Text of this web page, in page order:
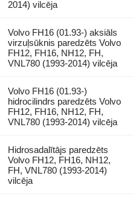
2014) vilcēja
Volvo FH16 (01.93-) aksiāls
virzuļsūknis paredzēts Volvo
FH12, FH16, NH12, FH,
VNL780 (1993-2014) vilcēja
Volvo FH16 (01.93-)
hidrocilindrs paredzēts Volvo
FH12, FH16, NH12, FH,
VNL780 (1993-2014) vilcēja
Hidrosadalītājs paredzēts
Volvo FH12, FH16, NH12,
FH, VNL780 (1993-2014)
vilcēja